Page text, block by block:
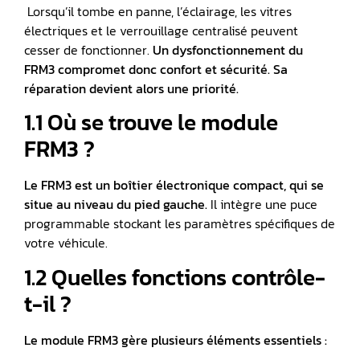
Lorsqu’il tombe en panne, l’éclairage, les vitres
électriques et le verrouillage centralisé peuvent
cesser de fonctionner. Un dysfonctionnement du
FRM3 compromet donc confort et sécurité. Sa
réparation devient alors une priorité.
1.1 Où se trouve le module
FRM3 ?
Le FRM3 est un boîtier électronique compact, qui se
situe au niveau du pied gauche. Il intègre une puce
programmable stockant les paramètres spécifiques de
votre véhicule.
1.2 Quelles fonctions contrôle-
t-il ?
Le module FRM3 gère plusieurs éléments essentiels :